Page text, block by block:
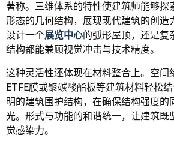
著称。三维体系的特性使建筑师能够探
形态的几何结构，展现现代建筑的创造
设计一个展览中心的弧形屋顶，还是复
结构都能兼顾视觉冲击与技术精度。
这种灵活性还体现在材料整合上。空间
ETFE膜或聚碳酸酯板等建筑材料轻松
明的建筑围护结构，在确保结构强度的
光。形式与功能的和谐统一，让建筑既
觉感染力。